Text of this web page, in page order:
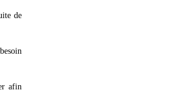
de
afin